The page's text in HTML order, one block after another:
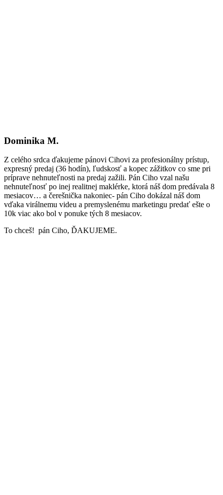
Dominika M.
Z celého srdca ďakujeme pánovi Cihovi za profesionálny prístup,
expresný predaj (36 hodín), ľudskosť a kopec zážitkov co sme pri
príprave nehnuteľnosti na predaj zažili. Pán Ciho vzal našu
nehnuteľnosť po inej realitnej maklérke, ktorá náš dom predávala 8
mesiacov… a čerešnička nakoniec- pán Ciho dokázal náš dom
vďaka virálnemu videu a premyslenému marketingu predať ešte o
10k viac ako bol v ponuke tých 8 mesiacov.
To chceš! pán Ciho, ĎAKUJEME.